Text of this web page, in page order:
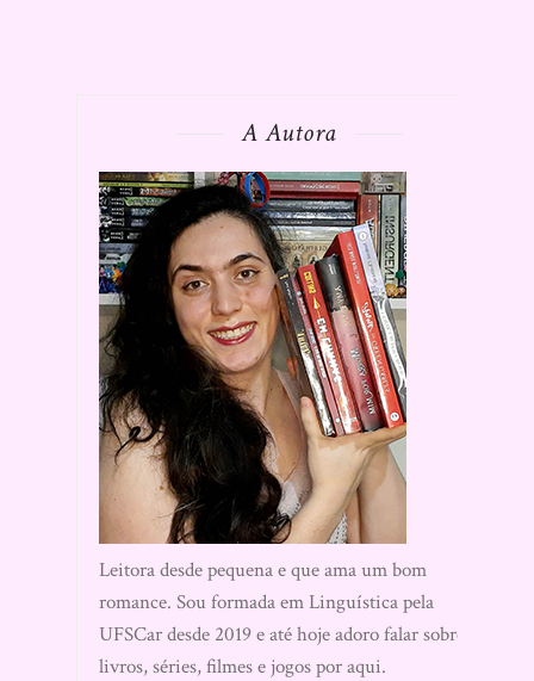
A Autora
Leitora desde pequena e que ama um bom
romance. Sou formada em Linguística pela
UFSCar desde 2019 e até hoje adoro falar sobre
livros, séries, filmes e jogos por aqui.